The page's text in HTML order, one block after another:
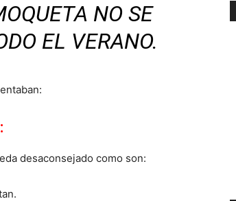
NO SE
EL VERANO.
desaconsejado como son: